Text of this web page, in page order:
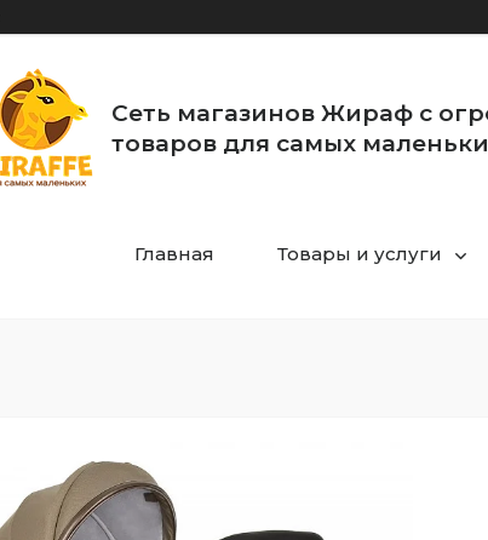
Сеть магазинов Жираф с
товаров для самых
Главная Товары и услуги